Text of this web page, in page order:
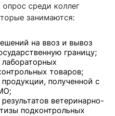
среди коллег
занимаются:
на ввоз и вывоз
границу;
товаров;
полученной с
ветеринарно-
подконтрольных